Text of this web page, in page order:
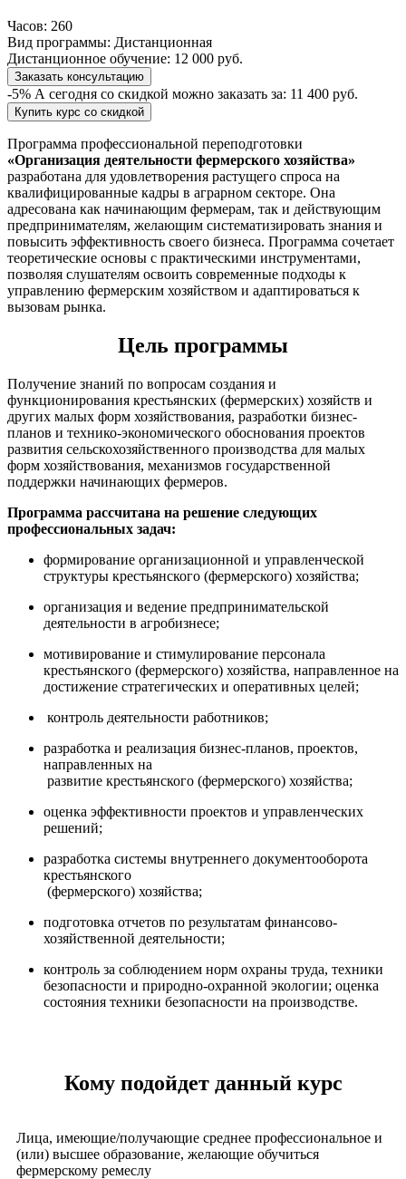
Часов: 260
Вид программы: Дистанционная
Дистанционное обучение: 12 000 руб.
Заказать консультацию
-5% А сегодня со скидкой можно заказать за: 11 400 руб.
Купить курс со скидкой
Программа профессиональной переподготовки
«Организация деятельности фермерского хозяйства»
разработана для удовлетворения растущего спроса на
квалифицированные кадры в аграрном секторе. Она
адресована как начинающим фермерам, так и действующим
предпринимателям, желающим систематизировать знания и
повысить эффективность своего бизнеса. Программа сочетает
теоретические основы с практическими инструментами,
позволяя слушателям освоить современные подходы к
управлению фермерским хозяйством и адаптироваться к
вызовам рынка.
Цель программы
Получение знаний по вопросам создания и
функционирования крестьянских (фермерских) хозяйств и
других малых форм хозяйствования, разработки бизнес-
планов и технико-экономического обоснования проектов
развития сельскохозяйственного производства для малых
форм хозяйствования, механизмов государственной
поддержки начинающих фермеров.
Программа рассчитана на решение следующих
профессиональных задач:
формирование организационной и управленческой
структуры крестьянского (фермерского) хозяйства;
организация и ведение предпринимательской
деятельности в агробизнесе;
мотивирование и стимулирование персонала
крестьянского (фермерского) хозяйства, направленное на
достижение стратегических и оперативных целей;
контроль деятельности работников;
разработка и реализация бизнес-планов, проектов,
направленных на
развитие крестьянского (фермерского) хозяйства;
оценка эффективности проектов и управленческих
решений;
разработка системы внутреннего документооборота
крестьянского
(фермерского) хозяйства;
подготовка отчетов по результатам финансово-
хозяйственной деятельности;
контроль за соблюдением норм охраны труда, техники
безопасности и природно-охранной экологии; оценка
состояния техники безопасности на производстве.
Кому подойдет данный курс​​
Лица, имеющие/получающие среднее профессиональное и
(или) высшее образование, желающие обучиться
фермерскому ремеслу